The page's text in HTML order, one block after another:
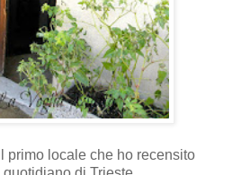
primo locale che ho recensito